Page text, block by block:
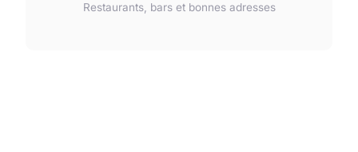
Restaurants, bars et bonnes adresses